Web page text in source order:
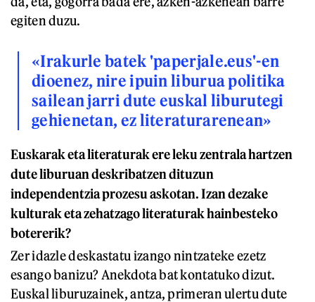
egiten duzu.
«Irakurle batek 'paperjale.eus'-en
dioenez, nire ipuin liburua politika
sailean jarri dute euskal liburutegi
gehienetan, ez literaturarenean»
Euskarak eta literaturak ere leku zentrala hartzen
dute liburuan deskribatzen dituzun
independentzia prozesu askotan. Izan dezake
kulturak eta zehatzago literaturak hainbesteko
botererik?
Zer idazle deskastatu izango nintzateke ezetz
esango banizu? Anekdota bat kontatuko dizut.
Euskal liburuzainek, antza, primeran ulertu dute